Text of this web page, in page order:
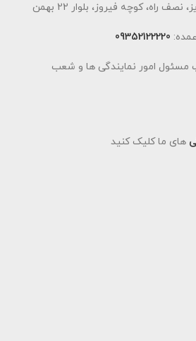
راه، کوچه فیروز، بلوار 22 بهمن
09352122220
مسئول امور نمایندگی ها و شعب
های ما کلیک کنید